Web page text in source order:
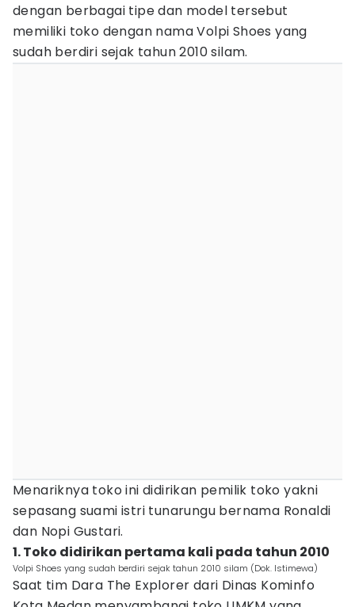
dengan berbagai tipe dan model tersebut
memiliki toko dengan nama Volpi Shoes yang
sudah berdiri sejak tahun 2010 silam.
Menariknya toko ini didirikan pemilik toko yakni
sepasang suami istri tunarungu bernama Ronaldi
dan Nopi Gustari.
1. Toko didirikan pertama kali pada tahun 2010
Volpi Shoes yang sudah berdiri sejak tahun 2010 silam (Dok. Istimewa)
Saat tim Dara The Explorer dari Dinas Kominfo